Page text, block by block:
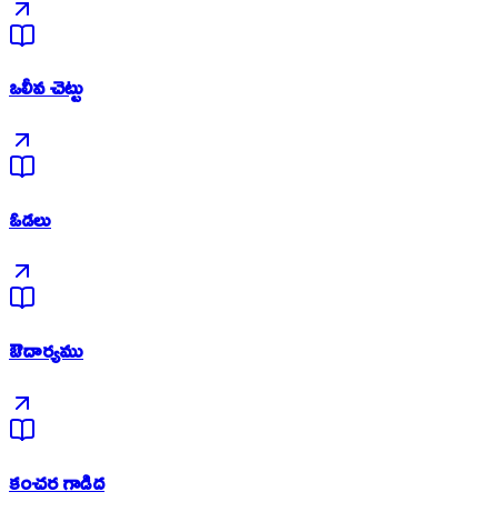
ఒలీవ చెట్టు
ఓడలు
ఔదార్యము
కంచర గాడిద